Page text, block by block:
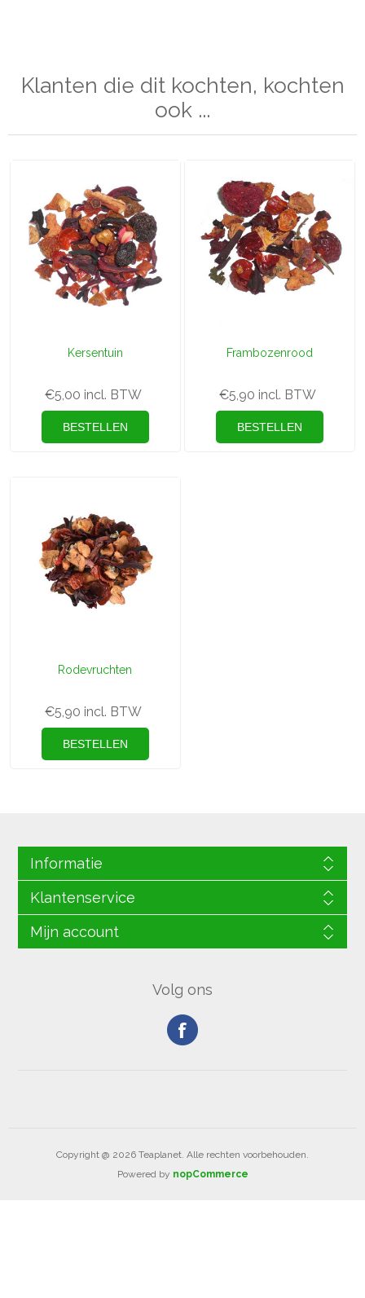
Klanten die dit kochten, kochten
ook ...
Kersentuin
€5,00 incl. BTW
Frambozenrood
€5,90 incl. BTW
Rodevruchten
€5,90 incl. BTW
Informatie
Klantenservice
Mijn account
Volg ons
Copyright @ 2026 Teaplanet. Alle rechten voorbehouden.
Powered by nopCommerce